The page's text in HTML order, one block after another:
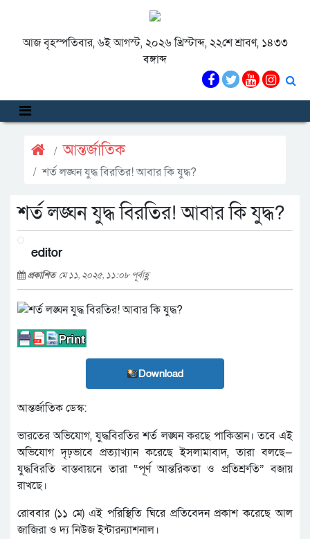
আজ বৃহস্পতিবার, ৬ই আগস্ট, ২০২৬ খ্রিস্টাব্দ, ২২শে শ্রাবণ, ১৪৩৩
বঙ্গাব্দ
আন্তর্জাতিক
শর্ত লঙ্ঘন যুদ্ধ বিরতির! আবার কি যুদ্ধ?
শর্ত লঙ্ঘন যুদ্ধ বিরতির! আবার কি যুদ্ধ?
editor
প্রকাশিত মে ১১, ২০২৫, ১১:০৮ পূর্বাহ্ণ
Download
আন্তর্জাতিক ডেস্ক:
ভারতের অভিযোগ, যুদ্ধবিরতির শর্ত লঙ্ঘন করছে পাকিস্তান। তবে এই
অভিযোগ দৃঢ়ভাবে প্রত্যাখ্যান করেছে ইসলামাবাদ, তারা বলছে—
যুদ্ধবিরতি বাস্তবায়নে তারা “পূর্ণ আন্তরিকতা ও প্রতিশ্রুতি” বজায়
রাখছে।
রোববার (১১ মে) এই পরিস্থিতি ঘিরে প্রতিবেদন প্রকাশ করেছে আল
জাজিরা ও দ্য নিউজ ইন্টারন্যাশনাল।